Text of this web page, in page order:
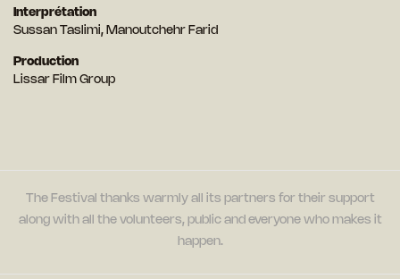
Interprétation
Sussan Taslimi, Manoutchehr Farid
Production
Lissar Film Group
The Festival thanks warmly all its partners for their support
along with all the volunteers, public and everyone who makes it
happen.